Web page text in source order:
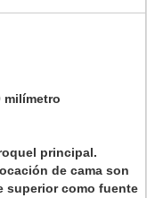
milímetro
principal.
de cama son
superior como fuente